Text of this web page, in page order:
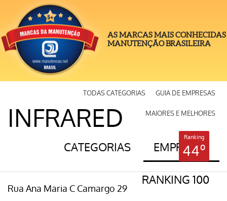
AS MARCAS MAIS
MANUTENÇÃO BRASILEIRA
TODAS CATEGORIAS GUIA DE EMPRESAS
MAIORES E MELHORES
CATEGORIAS EMPRESAS
RANKING 100
INFRARED
Ranking
44º
Rua Ana Maria C Camargo 29